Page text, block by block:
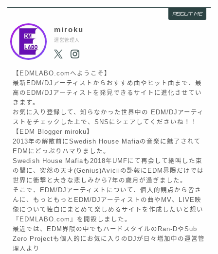
ABOUT ME
miroku
運営管理人
【EDMLABO.comへようこそ】
最新EDM/DJアーティストからおすすめ曲やヒット曲まで、最
高のEDM/DJアーティストを発見できるサイトに進化させてい
きます。
お気に入り登録して、知らなかった世界中の EDM/DJアーティ
ストをチェックした上で、SNSにシェアしてくださいね！！
【EDM Blogger miroku】
2013年の解散前にSwedish House Mafiaの音楽に魅了されて
EDMにどっぷりハマりました。
Swedish House Mafiaも2018年UMFにて再会して絶叫した束
の間に、突然の天才(Genius)Aviciiの訃報にEDM界隈だけでは
世界に衝撃と大きな悲しみから7年の歳月が過ぎました。
そこで、EDM/DJアーティストについて、個人的観点から皆さ
んに、もっともっとEDM/DJアーティストの曲やMV、LIVE映
像について独自にまとめて楽しめるサイトを作成したいと想い
『EDMLABO.com』を開設しました。
最近では、EDM界隈の中でもハードスタイルのRan-DやSub
Zero Projectも個人的にお気に入りのDJが日々増加中の運営管
理人より